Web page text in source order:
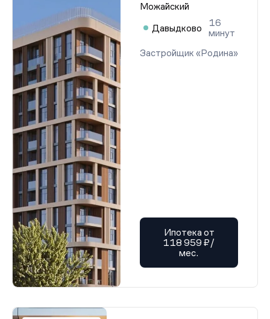
Можайский
Давыдково
16
минут
Застройщик «Родина»
Ипотека от
118 959 ₽/
мес.